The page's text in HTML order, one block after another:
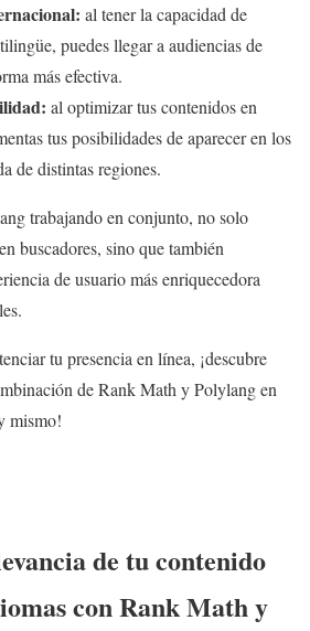
al tener la capacidad de
puedes llegar a audiencias de
más efectiva.
al optimizar tus contenidos en
tus posibilidades de aparecer en los
de distintas regiones.
trabajando en conjunto, no solo
buscadores, sino que también
de usuario más enriquecedora
tu presencia en línea, ¡descubre
de Rank Math y Polylang en
mismo!
de tu contenido
con Rank Math y